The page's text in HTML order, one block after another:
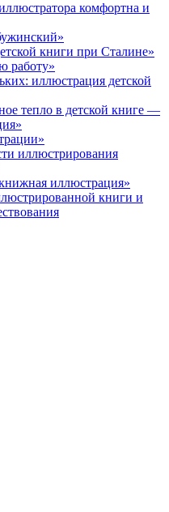
комфортна и
книги при Сталине»
работу»
иллюстрация детской
тепло в детской книге —
иллюстрирования
иллюстрация»
книги и